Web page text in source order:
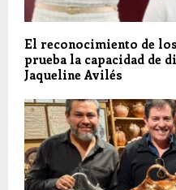
El reconocimiento de
prueba la capacidad de
Jaqueline Avilés